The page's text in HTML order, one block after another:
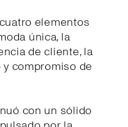
elementos
única, la
de cliente, la
compromiso de
con un sólido